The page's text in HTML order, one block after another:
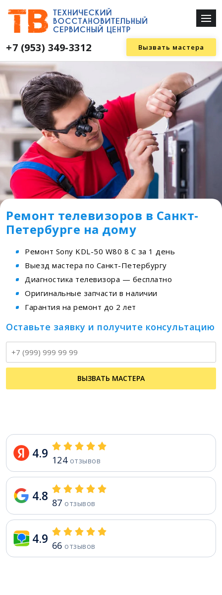
+7 (953) 349-3312 Вызвать мастера
Ремонт телевизоров в Санкт-
Петербурге на дому
Ремонт Sony KDL-50 W80 8 C за 1 день
Выезд мастера по Санкт-Петербургу
Диагностика телевизора — бесплатно
Оригинальные запчасти в наличии
Гарантия на ремонт до 2 лет
Оставьте заявку и получите консультацию
ВЫЗВАТЬ МАСТЕРА
4.9 124отзывов
4.8 87 отзывов
4.9 66 отзывов